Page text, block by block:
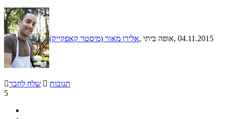
אלירן מאור (מיסטר קאפקייק) , אופה ביתי, 04.11.2015
שלח לחבר  תגובות
5